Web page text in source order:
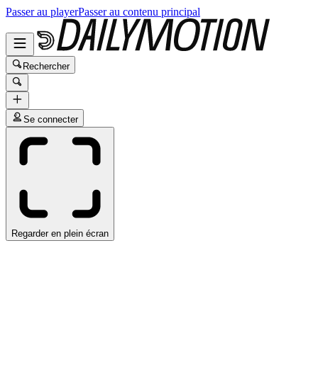
Passer au playerPasser au contenu principal
Rechercher
Se connecter
Regarder en plein écran